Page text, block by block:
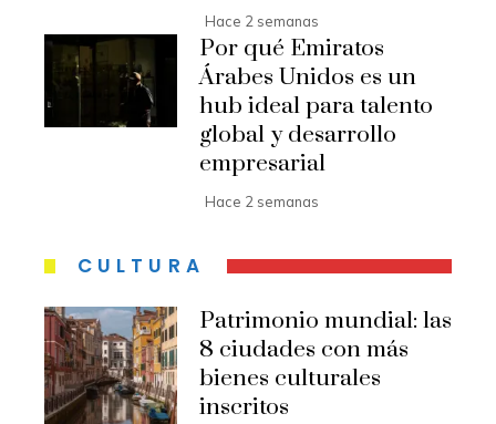
Hace 2 semanas
Por qué Emiratos
Árabes Unidos es un
hub ideal para talento
global y desarrollo
empresarial
Hace 2 semanas
CULTURA
Patrimonio mundial: las
8 ciudades con más
bienes culturales
inscritos